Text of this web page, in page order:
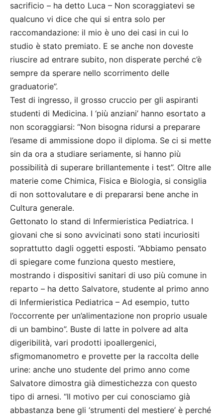
sacrificio – ha detto Luca – Non scoraggiatevi se
qualcuno vi dice che qui si entra solo per
raccomandazione: il mio è uno dei casi in cui lo
studio è stato premiato. E se anche non doveste
riuscire ad entrare subito, non disperate perché c’è
sempre da sperare nello scorrimento delle
graduatorie”.
Test di ingresso, il grosso cruccio per gli aspiranti
studenti di Medicina. I ‘più anziani’ hanno esortato a
non scoraggiarsi: “Non bisogna ridursi a preparare
l’esame di ammissione dopo il diploma. Se ci si mette
sin da ora a studiare seriamente, si hanno più
possibilità di superare brillantemente i test”. Oltre alle
materie come Chimica, Fisica e Biologia, si consiglia
di non sottovalutare e di prepararsi bene anche in
Cultura generale.
Gettonato lo stand di Infermieristica Pediatrica. I
giovani che si sono avvicinati sono stati incuriositi
soprattutto dagli oggetti esposti. “Abbiamo pensato
di spiegare come funziona questo mestiere,
mostrando i dispositivi sanitari di uso più comune in
reparto – ha detto Salvatore, studente al primo anno
di Infermieristica Pediatrica – Ad esempio, tutto
l’occorrente per un’alimentazione non proprio usuale
di un bambino”. Buste di latte in polvere ad alta
digeribilità, vari prodotti ipoallergenici,
sfigmomanometro e provette per la raccolta delle
urine: anche uno studente del primo anno come
Salvatore dimostra già dimestichezza con questo
tipo di arnesi. “Il motivo per cui conosciamo già
abbastanza bene gli ‘strumenti del mestiere’ è perché